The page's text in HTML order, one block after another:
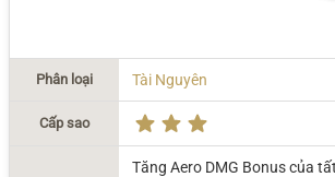
Phân loại Tài Nguyên
Cấp sao
Tăng Aero DMG Bonus của